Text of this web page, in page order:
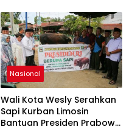
di Bandung, Minta Hukum
yang Berlaku
Nasional
Wali Kota Wesly Serahkan
Sapi Kurban Limosin
Bantuan Presiden Prabowo